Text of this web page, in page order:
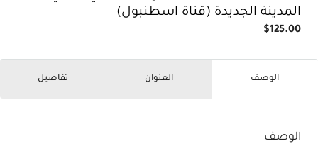
المدينة الجديدة (قناة اسطنبول)
$125.00
الوصف العنوان تفاصيل
الوصف